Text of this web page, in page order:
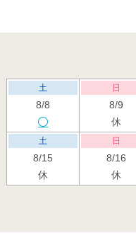
土
8/8
日
8/9
休
土
8/15
休
日
8/16
休